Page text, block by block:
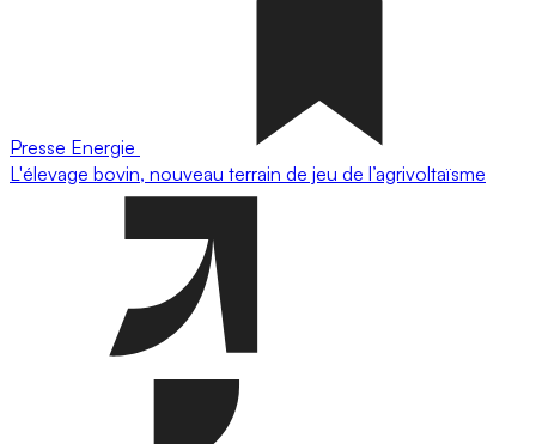
Presse Energie
L'élevage bovin, nouveau terrain de jeu de l’agrivoltaïsme